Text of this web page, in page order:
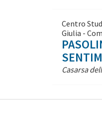
Centro
Giulia -
Casarsa